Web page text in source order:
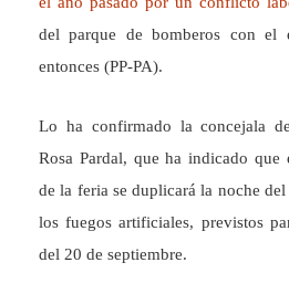
del parque de bomberos con el
entonces (PP-PA).
Lo ha confirmado la concejala
Rosa Pardal, que ha indicado que
de la feria se duplicará la noche
los fuegos artificiales, previstos
del 20 de septiembre.